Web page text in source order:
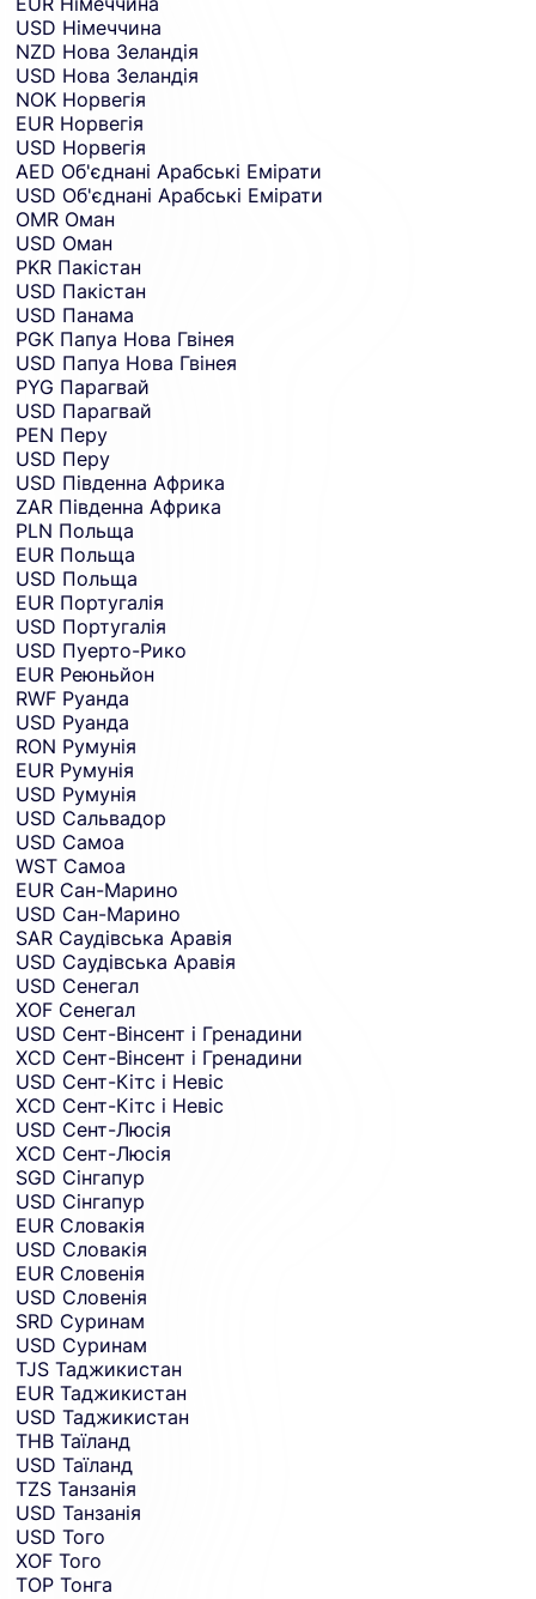
USD Німеччина
NZD Нова Зеландія
USD Нова Зеландія
NOK Норвегія
EUR Норвегія
USD Норвегія
AED Об'єднані Арабські Емірати
USD Об'єднані Арабські Емірати
OMR Оман
USD Оман
PKR Пакістан
USD Пакістан
USD Панама
PGK Папуа Нова Гвінея
USD Папуа Нова Гвінея
PYG Парагвай
USD Парагвай
PEN Перу
USD Перу
USD Південна Африка
ZAR Південна Африка
PLN Польща
EUR Польща
USD Польща
EUR Португалія
USD Португалія
USD Пуерто-Рико
EUR Реюньйон
RWF Руанда
USD Руанда
RON Румунія
EUR Румунія
USD Румунія
USD Сальвадор
USD Самоа
WST Самоа
EUR Сан-Марино
USD Сан-Марино
SAR Саудівська Аравія
USD Саудівська Аравія
USD Сенегал
XOF Сенегал
USD Сент-Вінсент і Гренадини
XCD Сент-Вінсент і Гренадини
USD Сент-Кітс і Невіс
XCD Сент-Кітс і Невіс
USD Сент-Люсія
XCD Сент-Люсія
SGD Сінгапур
USD Сінгапур
EUR Словакія
USD Словакія
EUR Словенія
USD Словенія
SRD Суринам
USD Суринам
TJS Таджикистан
EUR Таджикистан
USD Таджикистан
THB Таїланд
USD Таїланд
TZS Танзанія
USD Танзанія
USD Того
XOF Того
TOP Тонга